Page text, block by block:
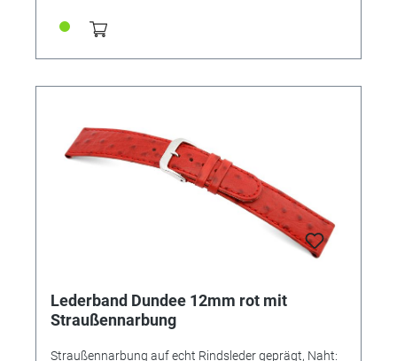
Lederband Dundee 12mm rot mit
Straußennarbung
Straußennarbung auf echt Rindsleder geprägt, Naht: